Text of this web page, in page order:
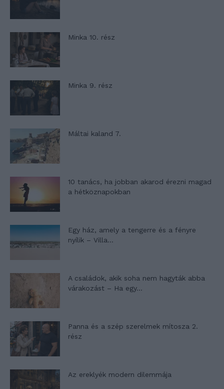
Minka 10. rész
Minka 9. rész
Máltai kaland 7.
10 tanács, ha jobban akarod érezni magad
a hétköznapokban
Egy ház, amely a tengerre és a fényre
nyílik – Villa...
A családok, akik soha nem hagyták abba
várakozást – Ha egy...
Panna és a szép szerelmek mítosza 2.
rész
Az ereklyék modern dilemmája